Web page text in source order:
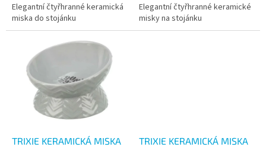
Elegantní čtyřhranné keramická
miska do stojánku
Elegantní čtyřhranné keramické
misky na stojánku
TRIXIE KERAMICKÁ MISKA
TRIXIE KERAMICKÁ MISKA